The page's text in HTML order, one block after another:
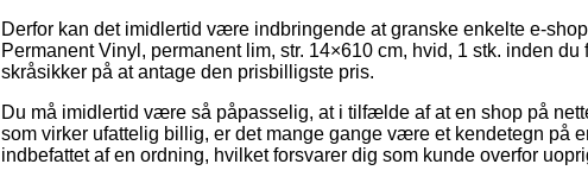
Derfor kan det imidlertid være indbringende at granske enkelte e-
Permanent Vinyl, permanent lim, str. 14×610 cm, hvid, 1 stk. inden
skråsikker på at antage den prisbilligste pris.
Du må imidlertid være så påpasselig, at i tilfælde af at en shop på
som virker ufattelig billig, er det mange gange være et kendetegn på
indbefattet af en ordning, hvilket forsvarer dig som kunde overfor